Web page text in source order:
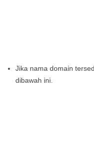
Jika nama domain
dibawah ini.